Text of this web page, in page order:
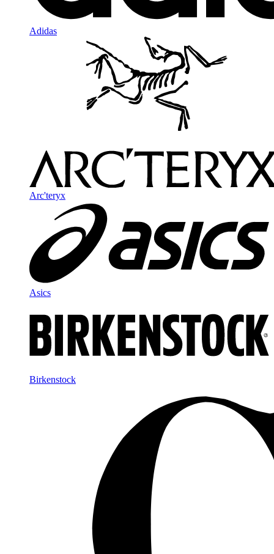
Adidas
Arc'teryx
Asics
Birkenstock